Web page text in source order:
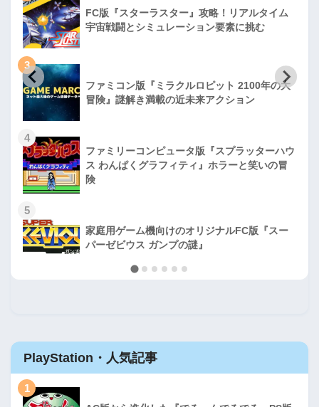
FC版『スターラスター』攻略！リアルタイム
宇宙戦闘とシミュレーション要素に挑む
3
ファミコン版『ミラクルロピット 2100年の大
冒険』謎解き満載の近未来アクション
4
ファミリーコンピュータ版『スプラッターハウ
ス わんぱくグラフィティ』ホラーと笑いの冒
険
5
家庭用ゲーム機向けのオリジナルFC版『スー
パーゼビウス ガンプの謎』
PlayStation・人気記事
1